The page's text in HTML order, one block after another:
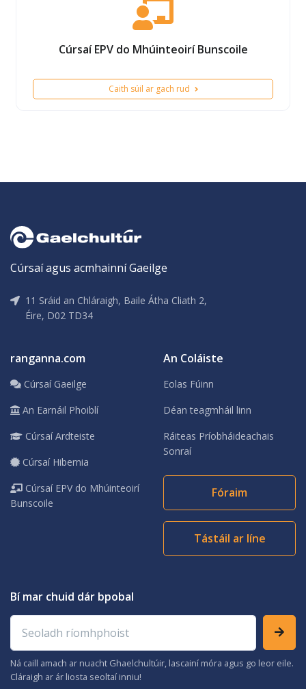
Cúrsaí EPV do Mhúinteoirí Bunscoile
Caith súil ar gach rud
Cúrsaí agus acmhainní Gaeilge
11 Sráid an Chláraigh, Baile Átha Cliath 2,
Éire, D02 TD34
ranganna.com
Cúrsaí Gaeilge
An Earnáil Phoiblí
Cúrsaí Ardteiste
Cúrsaí Hibernia
Cúrsaí EPV do Mhúinteoirí
Bunscoile
An Coláiste
Eolas Fúinn
Déan teagmháil linn
Ráiteas Príobháideachais
Sonraí
Fóraim
Tástáil ar líne
Bí mar chuid dár bpobal
Seoladh ríomhphoist
Ná caill amach ar nuacht Ghaelchultúir, lascainí móra agus go leor eile.
Cláraigh ar ár liosta seoltaí inniu!